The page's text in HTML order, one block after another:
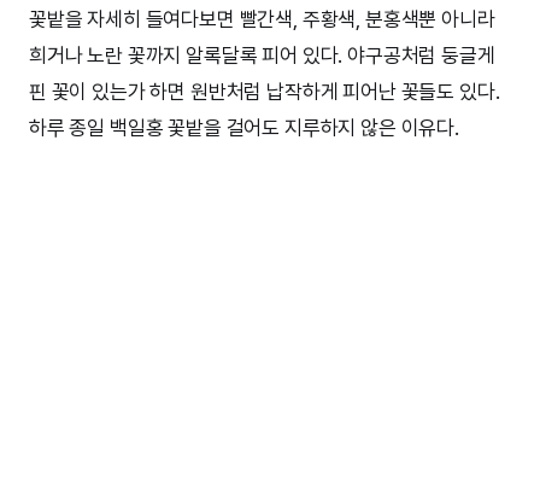
꽃밭을 자세히 들여다보면 빨간색, 주황색, 분홍색뿐 아니라
희거나 노란 꽃까지 알록달록 피어 있다. 야구공처럼 둥글게
핀 꽃이 있는가 하면 원반처럼 납작하게 피어난 꽃들도 있다.
하루 종일 백일홍 꽃밭을 걸어도 지루하지 않은 이유다.